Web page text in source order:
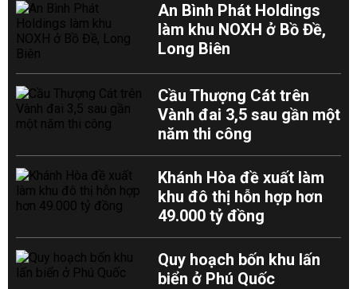
An Bình Phát Holdings
làm khu NOXH ở Bồ Đề,
Long Biên
Cầu Thượng Cát trên
Vành đai 3,5 sau gần một
năm thi công
Khánh Hòa đề xuất làm
khu đô thị hỗn hợp hơn
49.000 tỷ đồng
Quy hoạch bốn khu lấn
biển ở Phú Quốc